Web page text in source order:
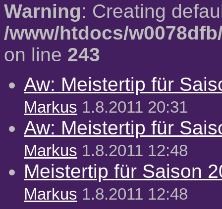
Warning: Creating
/www/htdocs/
on line 243
Aw: Meistertip für
Markus 1.8.2011 20:31
Aw: Meistertip für
Markus 1.8.2011 12:48
Meistertip für Saison
Markus 1.8.2011 12:48